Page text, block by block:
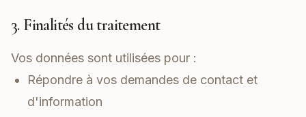
3. Finalités du traitement
Vos données sont utilisées pour :
Répondre à vos demandes de contact et
d'information